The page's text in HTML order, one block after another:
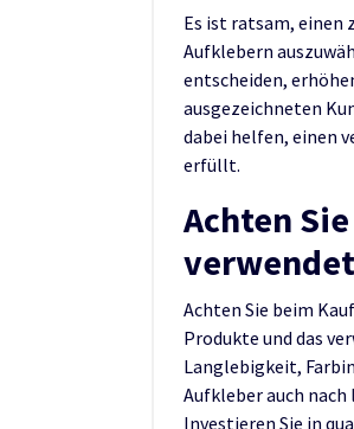
Es ist ratsam, einen
Aufklebern
entscheiden,
ausgezeichneten
dabei helfen, einen
erfüllt.
Achten
Achten Sie beim
Produkte und das
Langlebigkeit,
Aufkleber auch
Investieren Sie in